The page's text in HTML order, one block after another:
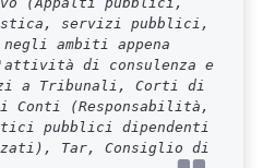
servizi pubblici,
ambiti appena
di consulenza e
a Tribunali, Corti di
Conti (Responsabilità,
pubblici dipendenti
Tar, Consiglio di